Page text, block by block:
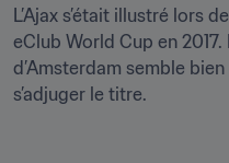
L’Ajax s’était illustré lors
eClub World Cup en
d’Amsterdam semble
s’adjuger le titre.